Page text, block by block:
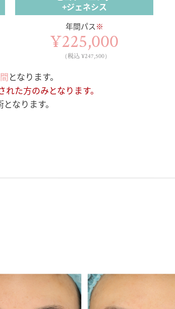
+ジェネシス
年間パス※
¥225,000
（税込 ¥247,500）
となります。
た方のみとなります。
なります。